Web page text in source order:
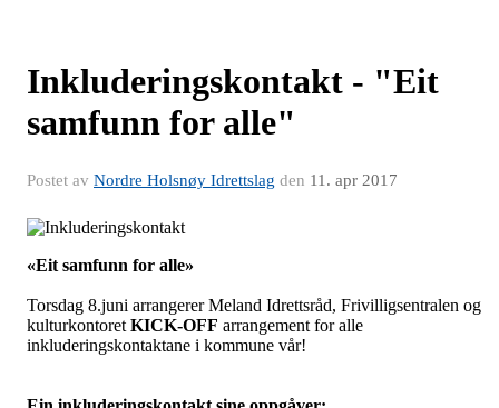
Inkluderingskontakt - "Eit
samfunn for alle"
Postet av Nordre Holsnøy Idrettslag den 11. apr 2017
«Eit samfunn for alle»
Torsdag 8.juni arrangerer Meland Idrettsråd, Frivilligsentralen og
kulturkontoret KICK-OFF arrangement for alle
inkluderingskontaktane i kommune vår!